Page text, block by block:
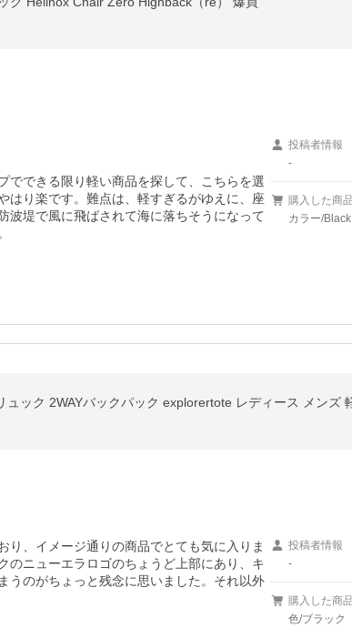
でできる限り軽い商品を探して、こちらを選
はり楽です。難点は、軽すぎるがゆえに、座
波堤で風に飛ばされて海に落ちそうになって
投稿者情報
-
購入した商品
カラー/Black
り、イメージ通りの商品でとても気に入りま
のニューエラロゴのちょうど上部にあり、キ
うのがちょっと残念に思いました。それ以外
投稿者情報
-
購入した商品
色/ブラック